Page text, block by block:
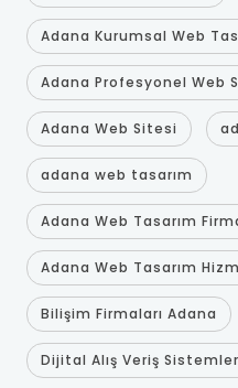
Adana Kurumsal Web
Adana Profesyonel Web
Adana Web Sitesi
adana web tasarım
Adana Web Tasarım
Adana Web Tasarım
Bilişim Firmaları Adana
Dijital Alış Veriş